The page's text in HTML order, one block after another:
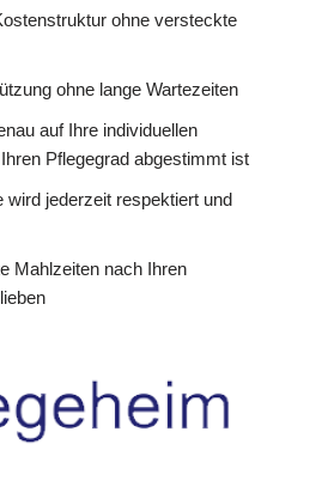
ohne versteckte
ohne lange Wartezeiten
auf Ihre individuellen
Pflegegrad abgestimmt ist
wird jederzeit respektiert und
Mahlzeiten nach Ihren